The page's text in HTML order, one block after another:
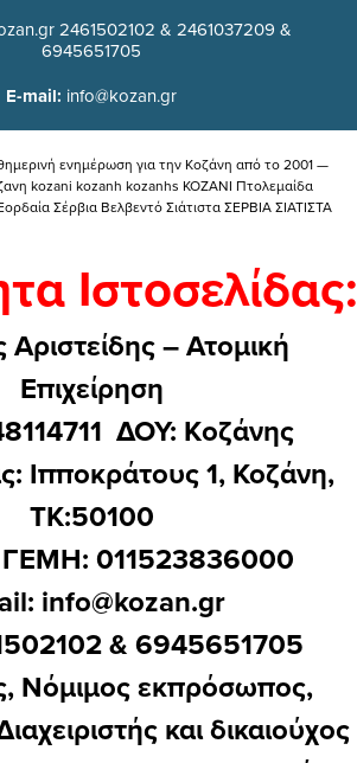
2461502102 & 2461037209 &
6945651705
E-mail: info@kozan.gr
ενημέρωση για την Kοζάνη από το 2001 —
kozani kozanh kozanhs KOZANI Πτολεμαίδα
Σέρβια Βελβεντό Σιάτιστα ΣΕΡΒΙΑ ΣΙΑΤΙΣΤΑ
Ιστοσελίδας:
– Ατομική
Επιχείρηση
ΔΟΥ: Kοζάνης
Ιπποκράτους 1, Κοζάνη,
ΤΚ:50100
ΓΕΜΗ: 011523836000
info@kozan.gr
& 6945651705
Νόμιμος εκπρόσωπος,
και δικαιούχος